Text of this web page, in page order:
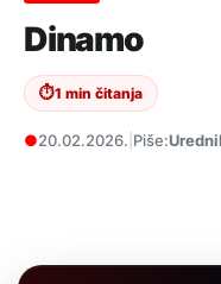
Dinamo
⏱1 min čitanja
●20.02.2026. Piše: